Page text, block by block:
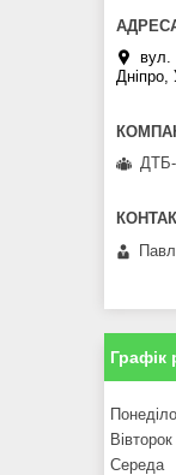
вул.
Дніпро,
Графік
Вівторок
Середа